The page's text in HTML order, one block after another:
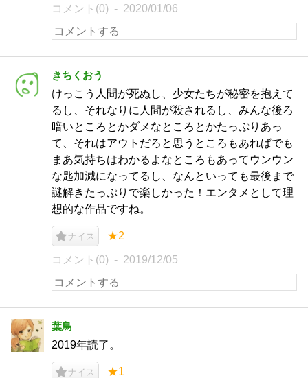
コメント(0) 2020/01/06
きちくおう
けっこう人間が死ぬし、少女たちが秘密を抱えて
るし、それなりに人間が殺されるし、みんな後ろ
暗いところとかダメなところとかたっぷりあっ
て、それはアウトだろと思うところもあればでも
まあ気持ちはわかるよなところもあってウンウン
な匙加減になってるし、なんといっても最後まで
謎解きたっぷりで楽しかった！エンタメとして理
想的な作品ですね。
ナイス ★2
コメント(0) 2019/12/05
葉鳥
2019年読了。
ナイス ★1